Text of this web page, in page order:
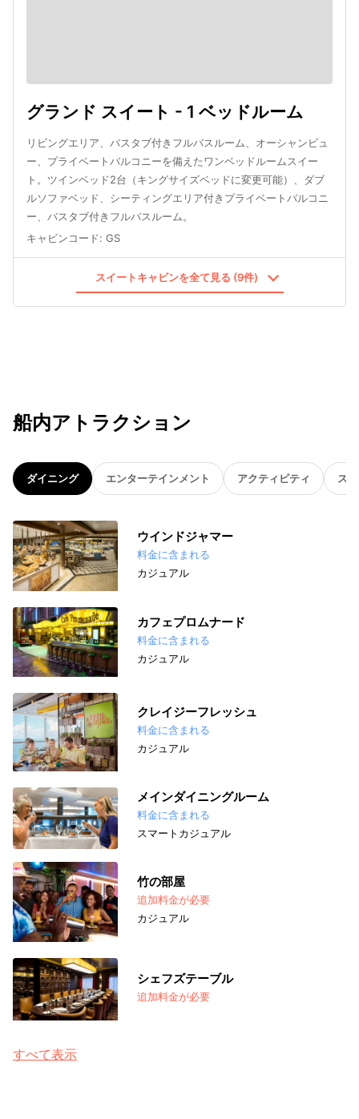
グランド スイート - 1 ベッドルーム
リビングエリア、バスタブ付きフルバスルーム、オーシャンビュ
ー、プライベートバルコニーを備えたワンベッドルームスイー
ト。ツインベッド2台（キングサイズベッドに変更可能）、ダブ
ルソファベッド、シーティングエリア付きプライベートバルコニ
ー、バスタブ付きフルバスルーム。
キャビンコード: GS
スイートキャビンを全て見る (9件)
船内アトラクション
ダイニング エンターテインメント アクティビティ ス
ウインドジャマー
料金に含まれる
カジュアル
カフェプロムナード
料金に含まれる
カジュアル
クレイジーフレッシュ
料金に含まれる
カジュアル
メインダイニングルーム
料金に含まれる
スマートカジュアル
竹の部屋
追加料金が必要
カジュアル
シェフズテーブル
追加料金が必要
すべて表示